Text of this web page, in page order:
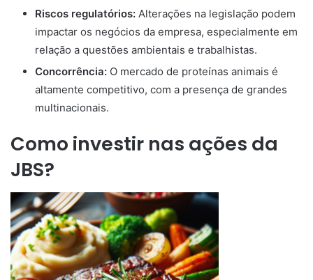
Riscos regulatórios: Alterações na legislação podem
impactar os negócios da empresa, especialmente em
relação a questões ambientais e trabalhistas.
Concorrência: O mercado de proteínas animais é
altamente competitivo, com a presença de grandes
multinacionais.
Como investir nas ações da
JBS?